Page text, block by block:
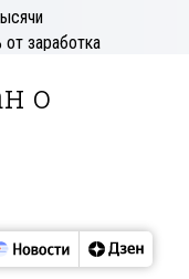
заработка
о